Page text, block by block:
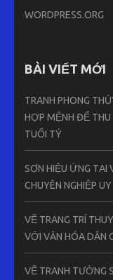
WORDPRESS.ORG
BÀI VIẾT MỚI
TRANH PHONG
HỢP MỆNH ĐỂ THU
TUỔI TÝ
SƠN HIỆU ỨNG TẠI
CHUYÊN NGHIỆP
VẼ TRANG TRÍ
VỚI VĂN HÓA DÂN
VẼ TRANH TƯỜNG